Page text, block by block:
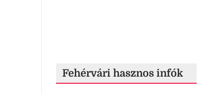
Fehérvári hasznos infók